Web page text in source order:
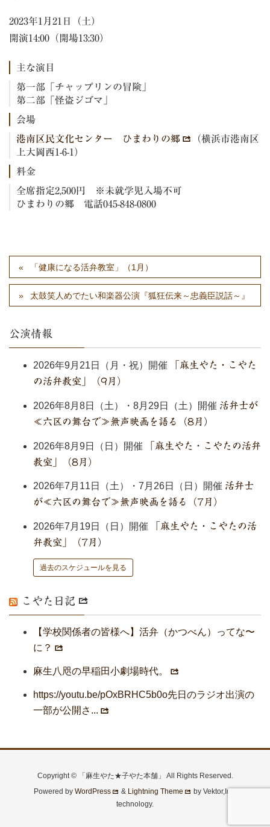
2023年1月21日（土）
開演14:00（開場13:30）
主な演目
第一部「チャップリンの冒険」
第二部「怪盗ジゴマ」
会場
港南区民文化センター ひまわりの郷
（横浜市港南区
上大岡西1-6-1）
料金
全席指定2,500円 ※未就学児入場不可
ひまわりの郷 電話045-848-0800
「健康になる活弁教室」（1月）
太鼓笑人めでたい和楽器公演『狐狂伝来～忠義臣説話～』
公演情報
2026年9月21日（月・祝）開催
「麻生やた・こやた
の活弁教室」（9月）
2026年8月8日（土）・8月29日（土）開催 活弁士が
≪六区の舞台で≫無声映画を語る（8月）
2026年8月9日（日）開催
「麻生やた・こやたの活弁
教室」（8月）
2026年7月11日（土）・7月26日（日）開催 活弁士
が≪六区の舞台で≫無声映画を語る（7月）
2026年7月19日（日）開催
「麻生やた・こやたの活
弁教室」（7月）
過去のスケジュールを見る
こやた日記
【学校関係者の皆様へ】活弁（かつべん）ってな〜
に？
麻生八咫の早稲田小劇場時代。
https://youtu.be/pOxBRHC5b0o先日のラジオ出演の
一部が公開さ...
Copyright © 「麻生やた★子やた本舗」 All Rights Reserved.
Powered by WordPress & Lightning Theme
by Vektor,Inc.
technology.